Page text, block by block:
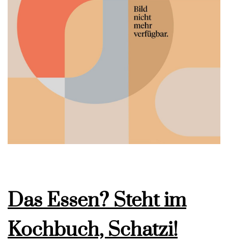
Das Essen? Steht im
Kochbuch, Schatzi!